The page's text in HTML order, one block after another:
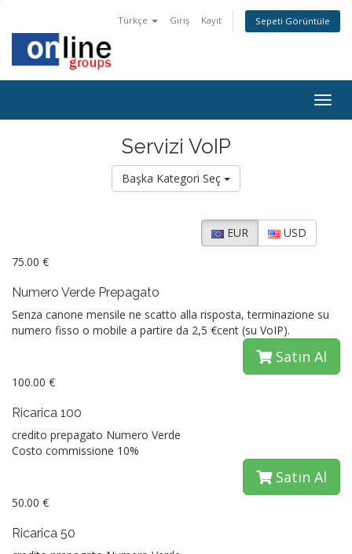
Türkçe Giriş Kayıt Sepeti Görüntüle
Servizi VoIP
Başka Kategori Seç
EUR
USD
75.00 €
Numero Verde Prepagato
Senza canone mensile ne scatto alla risposta, terminazione su
numero fisso o mobile a partire da 2,5 €cent (su VoIP).
Satın Al
100.00 €
Ricarica 100
credito prepagato Numero Verde
Costo commissione 10%
Satın Al
50.00 €
Ricarica 50